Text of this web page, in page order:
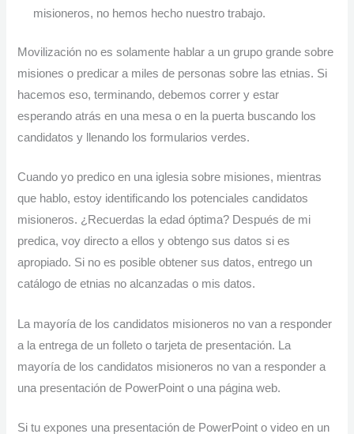
misioneros, no hemos hecho nuestro trabajo.
Movilización no es solamente hablar a un grupo grande sobre
misiones o predicar a miles de personas sobre las etnias. Si
hacemos eso, terminando, debemos correr y estar
esperando atrás en una mesa o en la puerta buscando los
candidatos y llenando los formularios verdes.
Cuando yo predico en una iglesia sobre misiones, mientras
que hablo, estoy identificando los potenciales candidatos
misioneros. ¿Recuerdas la edad óptima? Después de mi
predica, voy directo a ellos y obtengo sus datos si es
apropiado. Si no es posible obtener sus datos, entrego un
catálogo de etnias no alcanzadas o mis datos.
La mayoría de los candidatos misioneros no van a responder
a la entrega de un folleto o tarjeta de presentación. La
mayoría de los candidatos misioneros no van a responder a
una presentación de PowerPoint o una página web.
Si tu expones una presentación de PowerPoint o video en un